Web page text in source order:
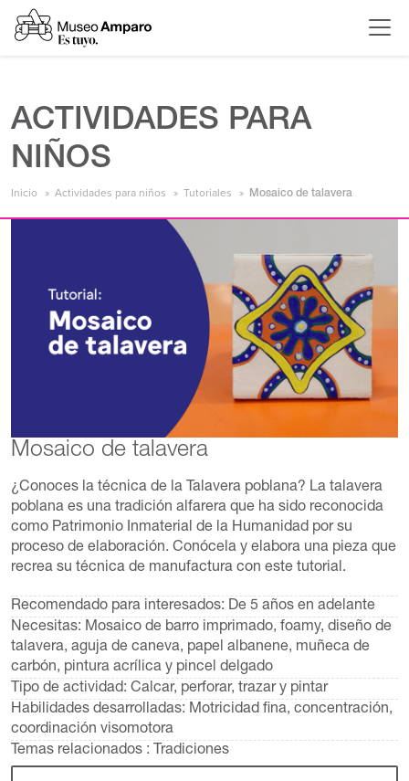
ACTIVIDADES PARA
NIÑOS
Inicio Actividades para niños Tutoriales Mosaico de talavera
Mosaico de talavera
¿Conoces la técnica de la Talavera poblana? La talavera
poblana es una tradición alfarera que ha sido reconocida
como Patrimonio Inmaterial de la Humanidad por su
proceso de elaboración. Conócela y elabora una pieza que
recrea su técnica de manufactura con este tutorial.
Recomendado para interesados: De 5 años en adelante
Necesitas: Mosaico de barro imprimado, foamy, diseño de
talavera, aguja de caneva, papel albanene, muñeca de
carbón, pintura acrílica y pincel delgado
Tipo de actividad: Calcar, perforar, trazar y pintar
Habilidades desarrolladas: Motricidad fina, concentración,
coordinación visomotora
Temas relacionados : Tradiciones